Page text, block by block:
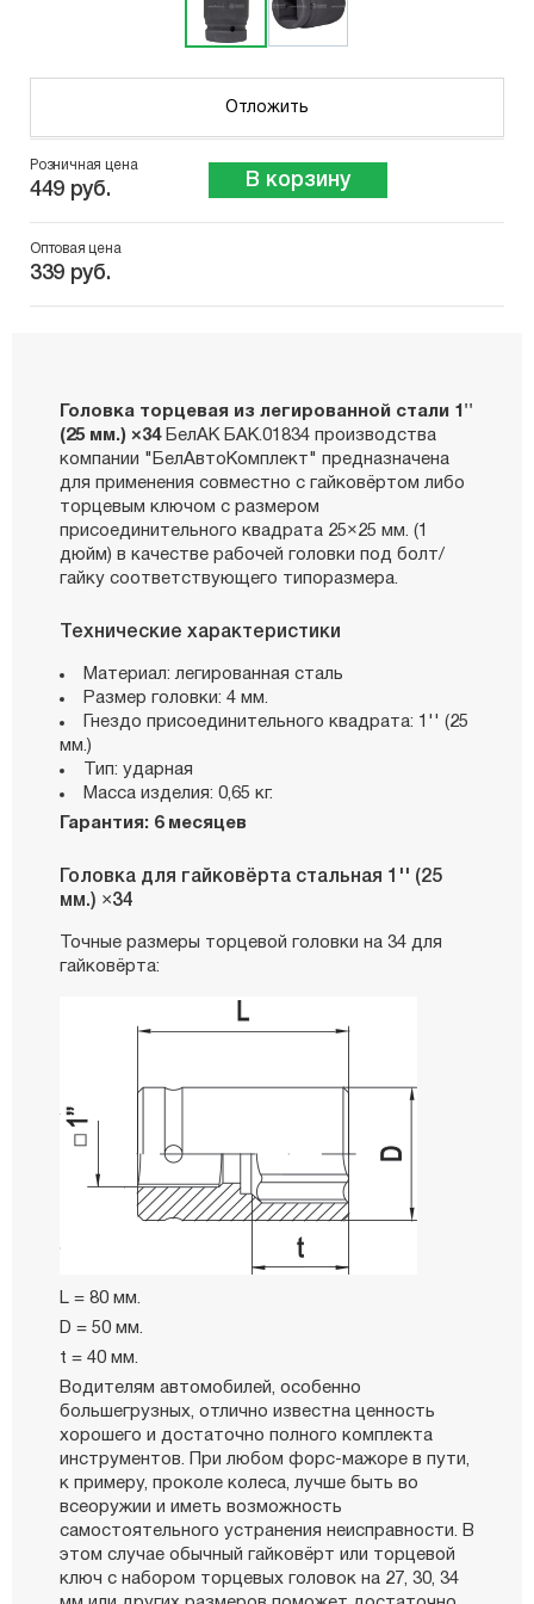
Отложить
Розничная цена
449 руб. В корзину
Оптовая цена
339 руб.
Головка торцевая из легированной стали 1''
(25 мм.) ×34БелАК БАК.01834 производства
компании "БелАвтоКомплект" предназначена
для применения совместно с гайковёртом либо
торцевым ключом с размером
присоединительного квадрата 25×25 мм. (1
дюйм) в качестве рабочей головки под болт/
гайку соответствующего типоразмера.
Технические характеристики
Материал: легированная сталь
Размер головки: 4 мм.
Гнездо присоединительного квадрата: 1'' (25
мм.)
Тип: ударная
Масса изделия: 0,65 кг.
Гарантия: 6 месяцев
Головка для гайковёрта стальная 1'' (25
мм.) ×34
Точные размеры торцевой головки на 34 для
гайковёрта:
L = 80 мм.
D = 50 мм.
t = 40 мм.
Водителям автомобилей, особенно
большегрузных, отлично известна ценность
хорошего и достаточно полного комплекта
инструментов. При любом форс-мажоре в пути,
к примеру, проколе колеса, лучше быть во
всеоружии и иметь возможность
самостоятельного устранения неисправности. В
этом случае обычный гайковёрт или торцевой
ключ с набором торцевых головок на 27, 30, 34